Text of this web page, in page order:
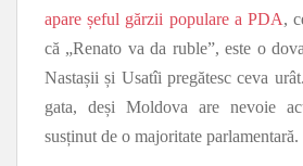
apare șeful gărzii populare a PDA,
că „Renato va da ruble”, este o
Nastașii și Usatîi pregătesc ceva
gata, deși Moldova are nevoie
susținut de o majoritate parlamentară.